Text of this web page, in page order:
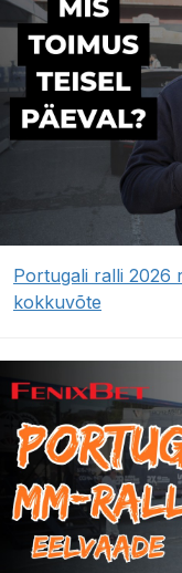
Portugali ralli 2026
kokkuvõte